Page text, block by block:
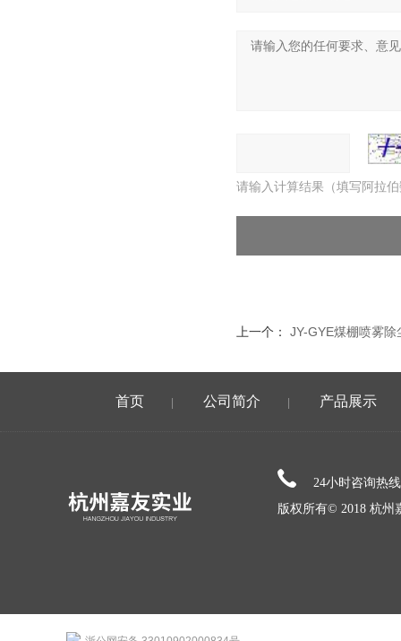
请输入计算结果（填写阿拉
上一个： JY-GYE煤棚喷雾除
首页 公司简介 产品展示
24小时咨询热
版权所有© 2018 杭州